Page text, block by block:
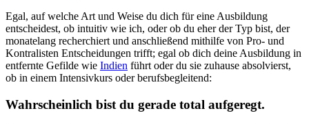
Egal, auf welche Art und Weise du dich für eine Ausbildung
entscheidest, ob intuitiv wie ich, oder ob du eher der Typ bist, der
monatelang recherchiert und anschließend mithilfe von Pro- und
Kontralisten Entscheidungen trifft; egal ob dich deine Ausbildung in
entfernte Gefilde wie Indien führt oder du sie zuhause absolvierst,
ob in einem Intensivkurs oder berufsbegleitend:
Wahrscheinlich bist du gerade total aufgeregt.